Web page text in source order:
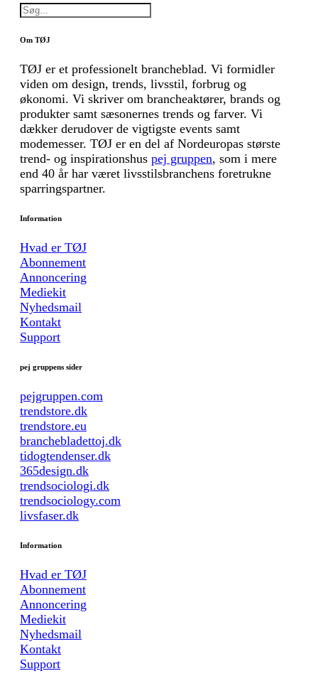
Om TØJ
TØJ er et professionelt brancheblad. Vi formidler
viden om design, trends, livsstil, forbrug og
økonomi. Vi skriver om brancheaktører, brands og
produkter samt sæsonernes trends og farver. Vi
dækker derudover de vigtigste events samt
modemesser. TØJ er en del af Nordeuropas største
trend- og inspirationshus pej gruppen, som i mere
end 40 år har været livsstilsbranchens foretrukne
sparringspartner.
Information
Hvad er TØJ
Abonnement
Annoncering
Mediekit
Nyhedsmail
Kontakt
Support
pej gruppens sider
pejgruppen.com
trendstore.dk
trendstore.eu
branchebladettoj.dk
tidogtendenser.dk
365design.dk
trendsociologi.dk
trendsociology.com
livsfaser.dk
Information
Hvad er TØJ
Abonnement
Annoncering
Mediekit
Nyhedsmail
Kontakt
Support